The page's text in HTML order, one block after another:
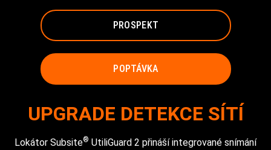
PROSPEKT
POPTÁVKA
UPGRADE DETEKCE SÍTÍ
Lokátor Subsite® UtiliGuard 2 přináší integrované snímání